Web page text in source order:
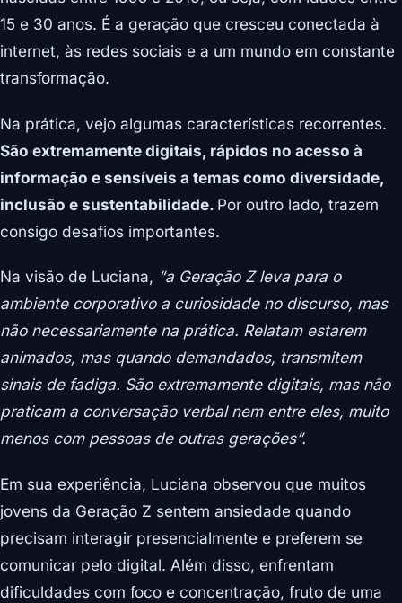
15 e 30 anos. É a geração que cresceu conectada à
internet, às redes sociais e a um mundo em constante
transformação.
Na prática, vejo algumas características recorrentes.
São extremamente digitais, rápidos no acesso à
informação e sensíveis a temas como diversidade,
inclusão e sustentabilidade. Por outro lado, trazem
consigo desafios importantes.
Na visão de Luciana, “a Geração Z leva para o
ambiente corporativo a curiosidade no discurso, mas
não necessariamente na prática. Relatam estarem
animados, mas quando demandados, transmitem
sinais de fadiga. São extremamente digitais, mas não
praticam a conversação verbal nem entre eles, muito
menos com pessoas de outras gerações”.
Em sua experiência, Luciana observou que muitos
jovens da Geração Z sentem ansiedade quando
precisam interagir presencialmente e preferem se
comunicar pelo digital. Além disso, enfrentam
dificuldades com foco e concentração, fruto de uma